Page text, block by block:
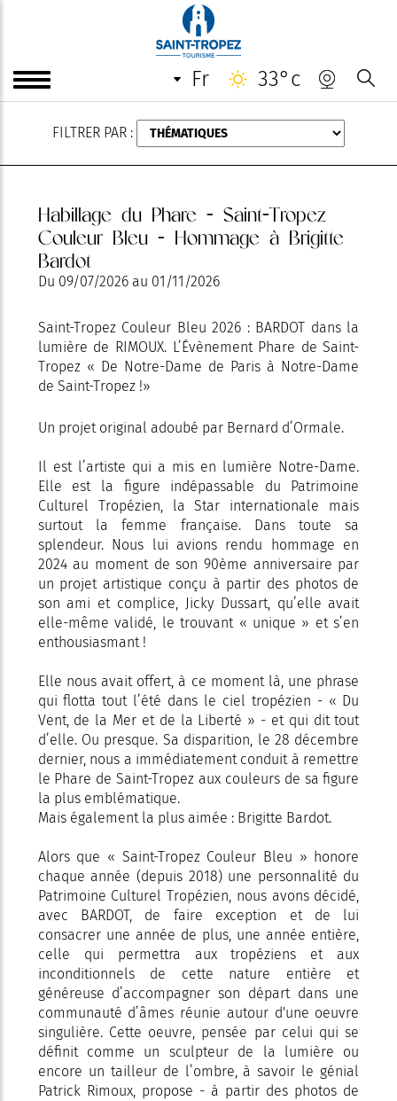
fr 33°c
FILTRER PAR :
Habillage du Phare - Saint-Tropez
Couleur Bleu - Hommage à Brigitte
Bardot
Du 09/07/2026 au 01/11/2026
Saint-Tropez Couleur Bleu 2026 : BARDOT dans la
lumière de RIMOUX. L’Évènement Phare de Saint-
Tropez « De Notre-Dame de Paris à Notre-Dame
de Saint-Tropez !»
Un projet original adoubé par Bernard d’Ormale.
Il est l’artiste qui a mis en lumière Notre-Dame.
Elle est la figure indépassable du Patrimoine
Culturel Tropézien, la Star internationale mais
surtout la femme française. Dans toute sa
splendeur. Nous lui avions rendu hommage en
2024 au moment de son 90ème anniversaire par
un projet artistique conçu à partir des photos de
son ami et complice, Jicky Dussart, qu’elle avait
elle-même validé, le trouvant « unique » et s’en
enthousiasmant !
Elle nous avait offert, à ce moment là, une phrase
qui flotta tout l’été dans le ciel tropézien - « Du
Vent, de la Mer et de la Liberté » - et qui dit tout
d’elle. Ou presque. Sa disparition, le 28 décembre
dernier, nous a immédiatement conduit à remettre
le Phare de Saint-Tropez aux couleurs de sa figure
la plus emblématique.
Mais également la plus aimée : Brigitte Bardot.
Alors que « Saint-Tropez Couleur Bleu » honore
chaque année (depuis 2018) une personnalité du
Patrimoine Culturel Tropézien, nous avons décidé,
avec BARDOT, de faire exception et de lui
consacrer une année de plus, une année entière,
celle qui permettra aux tropéziens et aux
inconditionnels de cette nature entière et
généreuse d’accompagner son départ dans une
communauté d’âmes réunie autour d'une oeuvre
singulière. Cette oeuvre, pensée par celui qui se
définit comme un sculpteur de la lumière ou
encore un tailleur de l’ombre, à savoir le génial
Patrick Rimoux, propose - à partir des photos de